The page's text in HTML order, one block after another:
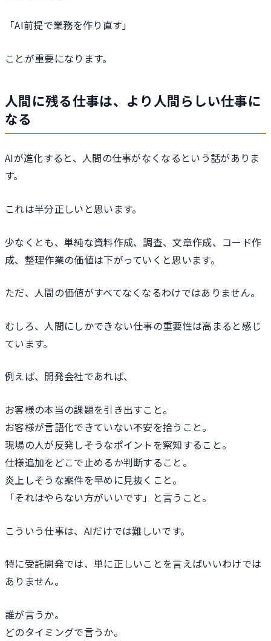
「AI前提で業務を作り直す」
ことが重要になります。
人間に残る仕事は、より人間らしい仕事に
なる
AIが進化すると、人間の仕事がなくなるという話がありま
す。
これは半分正しいと思います。
少なくとも、単純な資料作成、調査、文章作成、コード作
成、整理作業の価値は下がっていくと思います。
ただ、人間の価値がすべてなくなるわけではありません。
むしろ、人間にしかできない仕事の重要性は高まると感じ
ています。
例えば、開発会社であれば、
お客様の本当の課題を引き出すこと。
お客様が言語化できていない不安を拾うこと。
現場の人が反発しそうなポイントを察知すること。
仕様追加をどこで止めるか判断すること。
炎上しそうな案件を早めに見抜くこと。
「それはやらない方がいいです」と言うこと。
こういう仕事は、AIだけでは難しいです。
特に受託開発では、単に正しいことを言えばいいわけでは
ありません。
誰が言うか。
どのタイミングで言うか。